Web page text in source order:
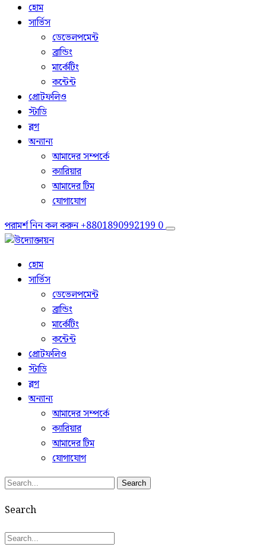
হোম
সার্ভিস
ডেভেলপমেন্ট
ব্রান্ডিং
মার্কেটিং
কন্টেন্ট
প্রোটফলিও
স্টাডি
ব্লগ
অন্যান্য
আমাদের সম্পর্কে
ক্যারিয়ার
আমাদের টিম
যোগাযোগ
পরামর্শ নিনকল করুন+88018909921990
হোম
সার্ভিস
ডেভেলপমেন্ট
ব্রান্ডিং
মার্কেটিং
কন্টেন্ট
প্রোটফলিও
স্টাডি
ব্লগ
অন্যান্য
আমাদের সম্পর্কে
ক্যারিয়ার
আমাদের টিম
যোগাযোগ
Search
Search